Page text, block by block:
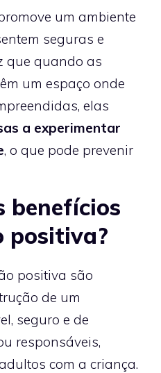
um ambiente
seguras e
que quando as
um espaço onde
elas
a experimentar
, o que pode prevenir
benefícios
positiva?
positiva são
de um
seguro e de
responsáveis,
com a criança.